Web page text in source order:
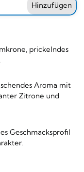
Hinzufügen
prickelndes
Aroma mit
Zitrone und
Geschmacksprofil